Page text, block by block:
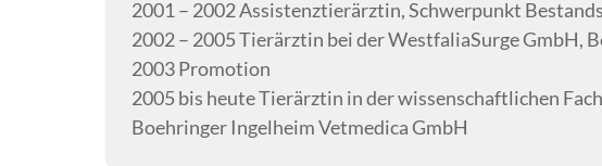
2001 – 2002 Assistenztierärztin, Schwerpunkt
2002 – 2005 Tierärztin bei der WestfaliaSurge GmbH,
2003 Promotion
2005 bis heute Tierärztin in der wissenschaftlichen
Boehringer Ingelheim Vetmedica GmbH